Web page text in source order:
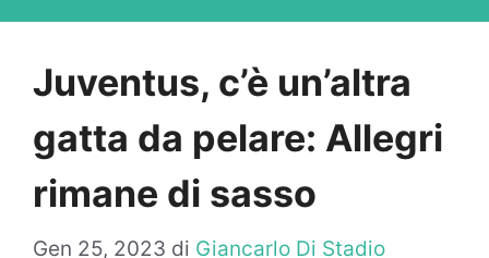
Juventus, c’è un’altra
gatta da pelare: Allegri
rimane di sasso
Gen 25, 2023 di Giancarlo Di Stadio